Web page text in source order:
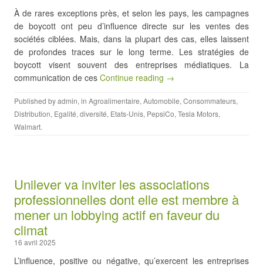
À de rares exceptions près, et selon les pays, les campagnes
de boycott ont peu d’influence directe sur les ventes des
sociétés ciblées. Mais, dans la plupart des cas, elles laissent
de profondes traces sur le long terme. Les stratégies de
boycott visent souvent des entreprises médiatiques. La
communication de ces Continue reading →
Published byadmin, in Agroalimentaire, Automobile, Consommateurs,
Distribution, Egalité, diversité, Etats-Unis, PepsiCo, Tesla Motors,
Walmart.
Unilever va inviter les associations
professionnelles dont elle est membre à
mener un lobbying actif en faveur du
climat
16 avril 2025
L’influence, positive ou négative, qu’exercent les entreprises